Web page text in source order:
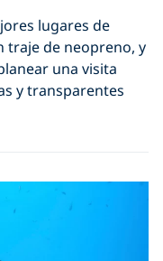
lugares de
traje de neopreno, y
una visita
y transparentes